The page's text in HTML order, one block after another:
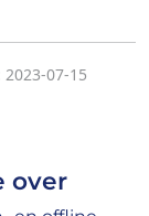
07-15
over